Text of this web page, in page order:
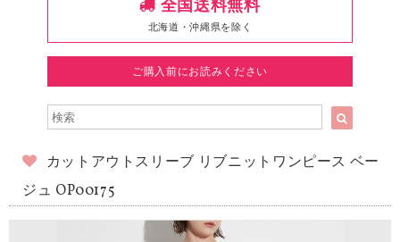
全国送料無料
北海道・沖縄県を除く
ご購入前にお読みください
カットアウトスリーブ リブニットワンピース ベー
ジュ OP00175